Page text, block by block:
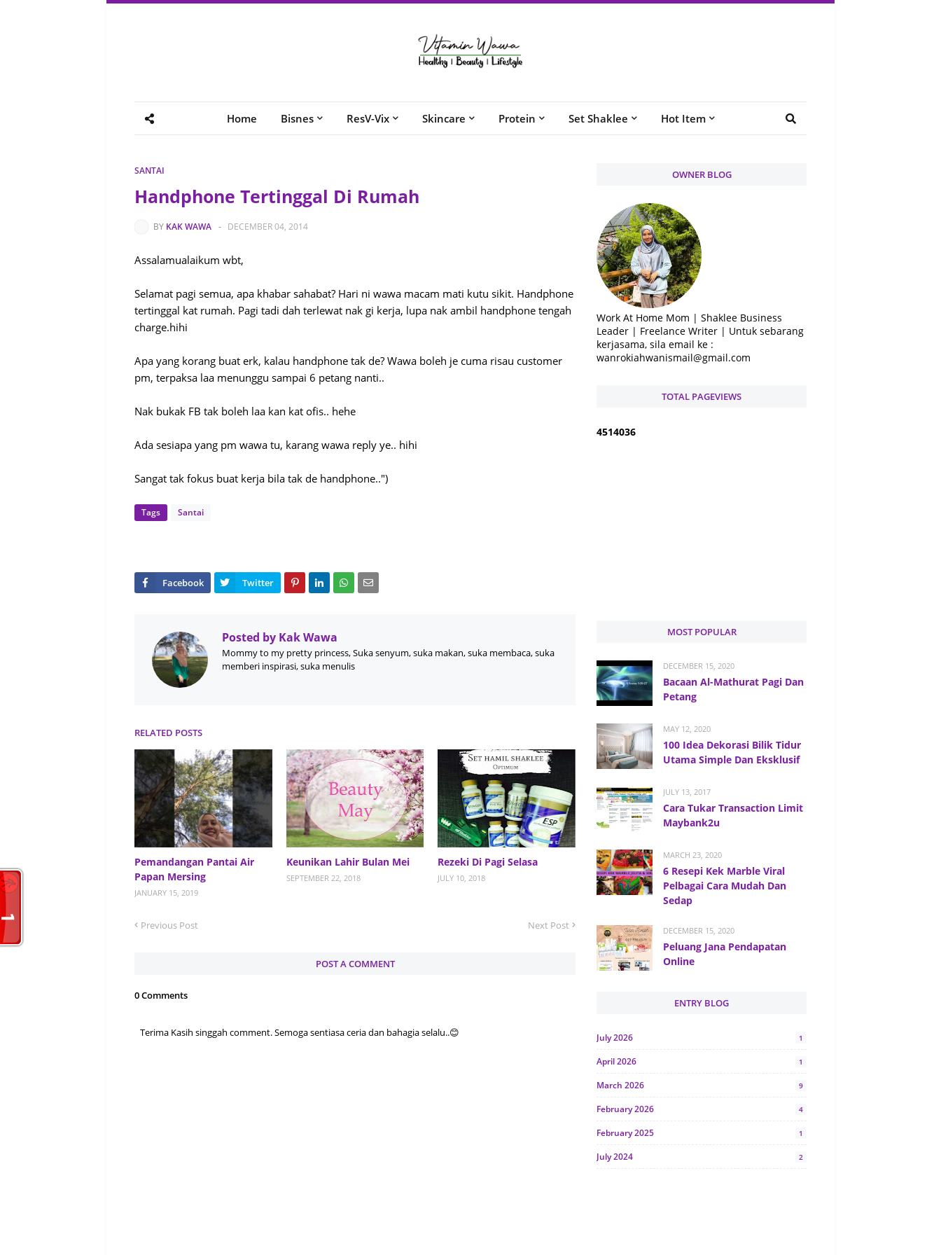
Home Bisnes ResV-Vix Skincare Protein Set Shaklee Hot Item
SANTAI
Handphone Tertinggal Di Rumah
BY KAK WAWA - DECEMBER 04, 2014
Assalamualaikum wbt,
Selamat pagi semua, apa khabar sahabat? Hari ni wawa macam mati kutu sikit. Handphone
tertinggal kat rumah. Pagi tadi dah terlewat nak gi kerja, lupa nak ambil handphone tengah
charge.hihi
Apa yang korang buat erk, kalau handphone tak de? Wawa boleh je cuma risau customer
pm, terpaksa laa menunggu sampai 6 petang nanti..
Nak bukak FB tak boleh laa kan kat ofis.. hehe
Ada sesiapa yang pm wawa tu, karang wawa reply ye.. hihi
Sangat tak fokus buat kerja bila tak de handphone..")
Tags Santai
Posted by Kak Wawa
Mommy to my pretty princess, Suka senyum, suka makan, suka membaca, suka
memberi inspirasi, suka menulis
RELATED POSTS
Pemandangan Pantai Air
Papan Mersing
JANUARY 15, 2019
Keunikan Lahir Bulan Mei
SEPTEMBER 22, 2018
Rezeki Di Pagi Selasa
JULY 10, 2018
Previous Post Next Post
POST A COMMENT
0 Comments
Terima Kasih singgah comment. Semoga sentiasa ceria dan bahagia selalu..😊
OWNER BLOG
Work At Home Mom | Shaklee Business
Leader | Freelance Writer | Untuk sebarang
kerjasama, sila email ke :
wanrokiahwanismail@gmail.com
TOTAL PAGEVIEWS
4514036
MOST POPULAR
DECEMBER 15, 2020
Bacaan Al-Mathurat Pagi Dan
Petang
MAY 12, 2020
100 Idea Dekorasi Bilik Tidur
Utama Simple Dan Eksklusif
JULY 13, 2017
Cara Tukar Transaction Limit
Maybank2u
MARCH 23, 2020
6 Resepi Kek Marble Viral
Pelbagai Cara Mudah Dan
Sedap
DECEMBER 15, 2020
Peluang Jana Pendapatan
Online
ENTRY BLOG
July 2026 1
April 2026 1
March 2026 9
February 2026 4
February 2025 1
July 2024 2